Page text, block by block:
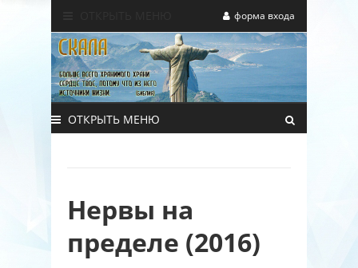
форма входа
ОТКРЫТЬ МЕНЮ
Нервы на
пределе (2016)